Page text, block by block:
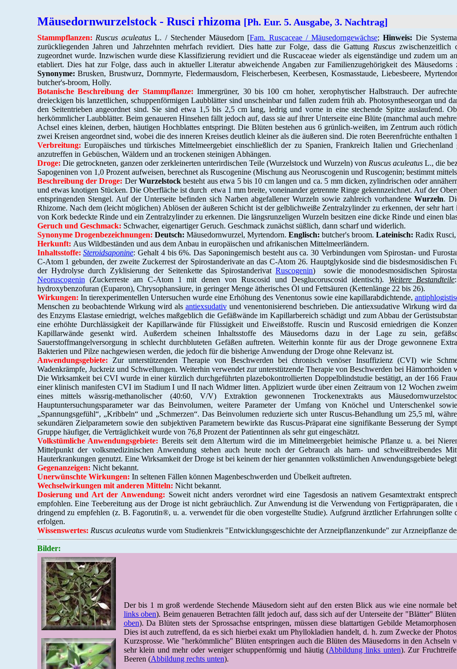
Mäusedornwurzelstock - Rusci rhizoma [Ph. Eur. 5. Ausgabe, 3. Nachtrag]
Stammpflanzen: Ruscus aculeatus L. / Stechender Mäusedorn [Fam. Ruscaceae / Mäusedorngewächse; Hinweis: Die
zurückliegenden Jahren und Jahrzehnten mehrfach revidiert. Dies hatte zur Folge, dass die Gattung Ruscus
zugeordnet wurde. Inzwischen wurde diese Klassifizierung revidiert und die Ruscaceae wieder als eigenständige und zudem um
etabliert. Dies hat zur Folge, dass auch in aktueller Literatur abweichende Angaben zur Familienzugehörigkeit des
Synonyme: Brusken, Brustwurz, Dornmyrte, Fledermausdorn, Fleischerbesen, Keerbesen, Kosmasstaude, Liebesbeere,
butcher's-broom, Holly.
Botanische Beschreibung der Stammpflanze: Immergrüner, 30 bis 100 cm hoher, xerophytischer Halbstrauch. Der
dreieckigen bis lanzettlichen, schuppenförmigen Laubblätter sind unscheinbar und fallen zudem früh ab. Photosyntheseorgan und
den Seitentrieben angeordnet sind. Sie sind etwa 1,5 bis 2,5 cm lang, ledrig und vorne in eine stechende Spitze auslaufend.
herkömmlicher Laubblätter. Beim genaueren Hinsehen fällt jedoch auf, dass sie auf ihrer Unterseite eine Blüte (manchmal auch
Achsel eines kleinen, derben, häutigen Hochblattes entspringt. Die Blüten bestehen aus 6 grünlich-weißen, im Zentrum auch
zwei Kreisen angeordnet sind, wobei die des inneren Kreises deutlich kleiner als die äußeren sind. Die roten Beerenfrüchte enthalten
Verbreitung: Europäisches und türkisches Mittelmeergebiet einschließlich der zu Spanien, Frankreich Italien und
anzutreffen in Gebüschen, Wäldern und an trockenen steinigen Abhängen.
Droge: Die getrockneten, ganzen oder zerkleinerten unterirdischen Teile (Wurzelstock und Wurzeln) von Ruscus aculeatusL., die
Sapogeninen von 1,0 Prozent aufweisen, berechnet als Ruscogenine (Mischung aus Neoruscogenin und Ruscogenin; bestimmt
Beschreibung der Droge: DerWurzelstock besteht aus etwa 5 bis 10 cm langen und ca. 5 mm dicken, zylindrischen oder
und etwas knotigen Stücken. Die Oberfläche ist durch etwa 1 mm breite, voneinander getrennte Ringe gekennzeichnet. Auf der
entspringenden Stengel. Auf der Unterseite befinden sich Narben abgefallener Wurzeln sowie zahlreich vorhandeneWurzeln.
Rhizome. Nach dem (leicht möglichen) Ablösen der äußeren Schicht ist der gelblichweiße Zentralzylinder zu erkennen, der sehr hart
von Kork bedeckte Rinde und ein Zentralzylinder zu erkennen. Die längsrunzeligen Wurzeln besitzen eine dicke Rinde und einen
Geruch und Geschmack: Schwacher, eigenartiger Geruch. Geschmack zunächst süßlich, dann scharf und widerlich.
Synonyme Drogenbezeichnungen: Deutsch: Mäusedornwurzel, Myrtendorn. Englisch: butcher's broom. Lateinisch: Radix
Herkunft: Aus Wildbeständen und aus dem Anbau in europäischen und afrikanischen Mittelmeerländern.
Inhaltsstoffe: Steroidsaponine: Gehalt 4 bis 6%. Das Saponingemisch besteht aus ca. 30 Verbindungen vom Spirostan- und
C-Atom 1 gebunden, der zweite Zuckerrest der Spirostanderivate an das C-Atom 26. Hauptglykoside sind die bisdesmosidischen
der Hydrolyse durch Zyklisierung der Seitenkette das SpirostanderivatRuscogenin) sowie die monodesmosidischen
Neoruscogenin (Zuckerreste am C-Atom 1 mit denen von Ruscosid und Desglucoruscosid identisch). Weitere Bestandteile
hydroxybenzofuran (Euparon), Chrysophansäure, in geringer Menge ätherisches Öl und Fettsäuren (Kettenlänge 22 bis 26).
Wirkungen: In tierexperimentellen Untersuchen wurde eine Erhöhung des Venentonus sowie eine kapillarabdichtende,
Menschen zu beobachtende Wirkung wird als antiexsudativund venentonisierend beschrieben. Die antiexsudative Wirkung wird
des Enzyms Elastase erniedrigt, welches maßgeblich die Gefäßwände im Kapillarbereich schädigt und zum Abbau der
eine erhöhte Durchlässigkeit der Kapillarwände für Flüssigkeit und Eiweißstoffe. Ruscin und Ruscosid erniedrigen die
Kapillarwände gesenkt wird. Außerdem scheinen Inhaltsstoffe des Mäusedorns dazu in der Lage zu sein,
Sauerstoffmangelversorgung in schlecht durchbluteten Gefäßen auftreten. Weiterhin konnte für aus der Droge gewonnene
Bakterien und Pilze nachgewiesen werden, die jedoch für die bisherige Anwendung der Droge ohne Relevanz ist.
Anwendungsgebiete: Zur unterstützenden Therapie von Beschwerden bei chronisch venöser Insuffizienz (CVI) wie
Wadenkrämpfe, Juckreiz und Schwellungen. Weiterhin verwendet zur unterstützende Therapie von Beschwerden bei Hämorrhoiden
Die Wirksamkeit bei CVI wurde in einer kürzlich durchgeführten plazebokontrollierten Doppelblindstudie bestätigt, an der 166
einer klinisch manifesten CVI im Stadium I und II nach Widmer litten. Appliziert wurde über einen Zeitraum von 12 Wochen
eines mittels wässrig-methanolischer (40:60, V/V) Extraktion gewonnenen Trockenextrakts aus
Hauptuntersuchungsparameter war das Beinvolumen, weitere Parameter der Umfang von Knöchel und Unterschenkel
„Spannungsgefühl“, „Kribbeln“ und „Schmerzen“. Das Beinvolumen reduzierte sich unter Ruscus-Behandlung um 25,5 ml,
sekundären Zielparametern sowie den subjektiven Parametern bewirkte das Ruscus-Präparat eine signifikante Besserung der
Gruppe häufiger, die Verträglichkeit wurde von 76,8 Prozent der Patientinnen als sehr gut eingeschätzt.
Volkstümliche Anwendungsgebiete: Bereits seit dem Altertum wird die im Mittelmeergebiet heimische Pflanze u. a. bei
Mittelpunkt der volksmedizinischen Anwendung stehen auch heute noch der Gebrauch als harn- und schweißtreibendes
Hauterkrankungen genutzt. Eine Wirksamkeit der Droge ist bei keinem der hier genannten volkstümlichen Anwendungsgebiete
Gegenanzeigen: Nicht bekannt.
Unerwünschte Wirkungen: In seltenen Fällen können Magenbeschwerden und Übelkeit auftreten.
Wechselwirkungen mit anderen Mitteln: Nicht bekannt.
Dosierung und Art der Anwendung: Soweit nicht anders verordnet wird eine Tagesdosis an nativem Gesamtextrakt
empfohlen. Eine Teebereitung aus der Droge ist nicht gebräuchlich. Zur Anwendung ist die Verwendung von Fertigpräparaten, die
dringend zu empfehlen (z. B. Fagorutin®, u. a. verwendet für die oben vorgestellte Studie). Aufgrund ärztlicher Erfahrungen sollte
erfolgen.
Wissenswertes: Ruscus aculeatuswurde vom Studienkreis "Entwicklungsgeschichte der Arzneipflanzenkunde" zur Arzneipflanze
Bilder:
Der bis 1 m groß werdende Stechende Mäusedorn sieht auf den ersten Blick aus wie eine normale
links oben). Beim genaueren Betrachten fällt jedoch auf, dass sich auf der Unterseite der "Blätter"
oben). Da Blüten stets der Sprossachse entspringen, müssen diese blattartigen Gebilde
Dies ist auch zutreffend, da es sich hierbei exakt um Phyllokladien handelt, d. h. zum Zwecke der
Kurzsprosse. Wie "herkömmliche" Blüten entspringen auch die Blüten des Mäusedorns in den Achseln
sehr klein und mehr oder weniger schuppenförmig und häutig (Abbildung links unten). Zur
Beeren (Abbildung rechts unten).